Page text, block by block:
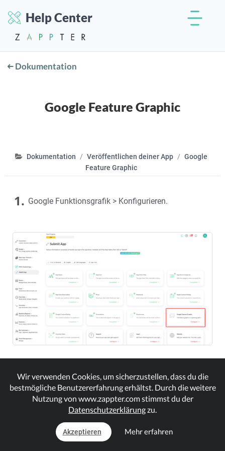
Help Center
Dokumentation
Google Feature Graphic
Dokumentation Veröffentlichen deiner App
Google
Feature Graphic
1. Google Funktionsgrafik > Konfigurieren.
2.Klicke auf 'Google Funktionsgrafik bearbeiten.'
Wir verwenden Cookies, um sicherzustellen, dass du die
bestmögliche Benutzererfahrung erhältst. Durch die weitere
Nutzung von www.zappter.com stimmst du der
Datenschutzerklärungzu.
Akzeptieren Mehr erfahren